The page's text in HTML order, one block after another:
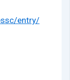
entry/